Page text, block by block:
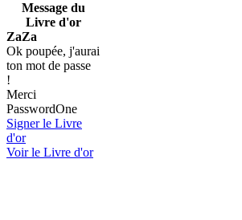
Message du
Livre d'or
ZaZa
Ok poupée, j'aurai
ton mot de passe
!
Merci
PasswordOne
Signer le Livre
d'or
Voir le Livre d'or